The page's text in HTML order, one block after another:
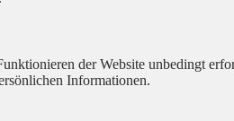
der Website unbedingt
Informationen.